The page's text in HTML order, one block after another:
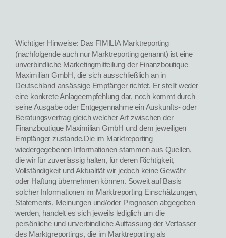
Wichtiger Hinweise: Das FIMILIA Marktreporting
(nachfolgende auch nur Marktreporting genannt) ist eine
unverbindliche Marketingmitteilung der Finanzboutique
Maximilian GmbH, die sich ausschließlich an in
Deutschland ansässige Empfänger richtet. Er stellt weder
eine konkrete Anlageempfehlung dar, noch kommt durch
seine Ausgabe oder Entgegennahme ein Auskunfts- oder
Beratungsvertrag gleich welcher Art zwischen der
Finanzboutique Maximilian GmbH und dem jeweiligen
Empfänger zustande.Die im Marktreporting
wiedergegebenen Informationen stammen aus Quellen,
die wir für zuverlässig halten, für deren Richtigkeit,
Vollständigkeit und Aktualität wir jedoch keine Gewähr
oder Haftung übernehmen können. Soweit auf Basis
solcher Informationen im Marktreporting Einschätzungen,
Statements, Meinungen und/oder Prognosen abgegeben
werden, handelt es sich jeweils lediglich um die
persönliche und unverbindliche Auffassung der Verfasser
des Marktgreportings, die im Marktreporting als